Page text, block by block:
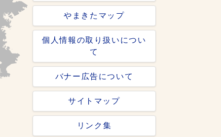
やまきたマップ
個人情報の取り扱いについ
て
バナー広告について
サイトマップ
リンク集